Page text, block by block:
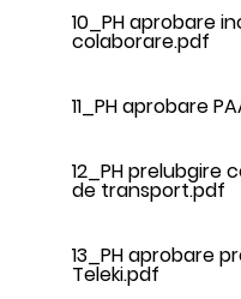
10_PH aprobare
colaborare.pdf
11_PH aprobare
12_PH prelubgire
de transport.pdf
13_PH aprobare
Teleki.pdf